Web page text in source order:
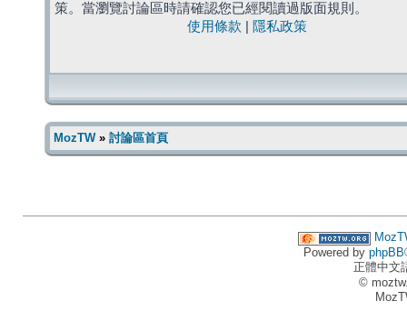
策。當瀏覽討論區時請確認您已經閱讀過版面規則。
使用條款
隱私政策
MozTW» 討論區首頁
Powered by phpBB
正體中文
©